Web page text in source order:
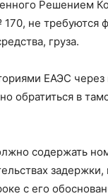
Решением
не требуются
груза.
ЕАЭС через
обратиться в
содержать
задержки,
с его